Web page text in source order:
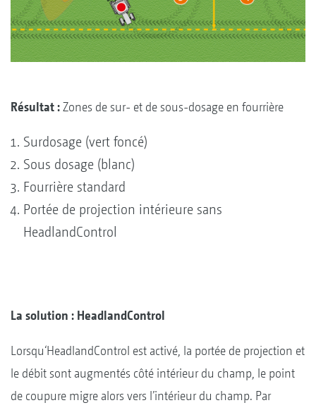
Résultat :Zones de sur- et de sous-dosage en fourrière
Surdosage (vert foncé)
Sous dosage (blanc)
Fourrière standard
Portée de projection intérieure sans
HeadlandControl
La solution : HeadlandControl
Lorsqu‘HeadlandControl est activé, la portée de projection et
le débit sont augmentés côté intérieur du champ, le point
de coupure migre alors vers l’intérieur du champ. Par